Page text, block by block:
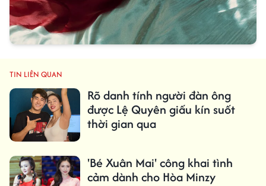
TIN LIÊN QUAN
Rõ danh tính người đàn ông
được Lệ Quyên giấu kín suốt
thời gian qua
'Bé Xuân Mai' công khai tình
cảm dành cho Hòa Minzy